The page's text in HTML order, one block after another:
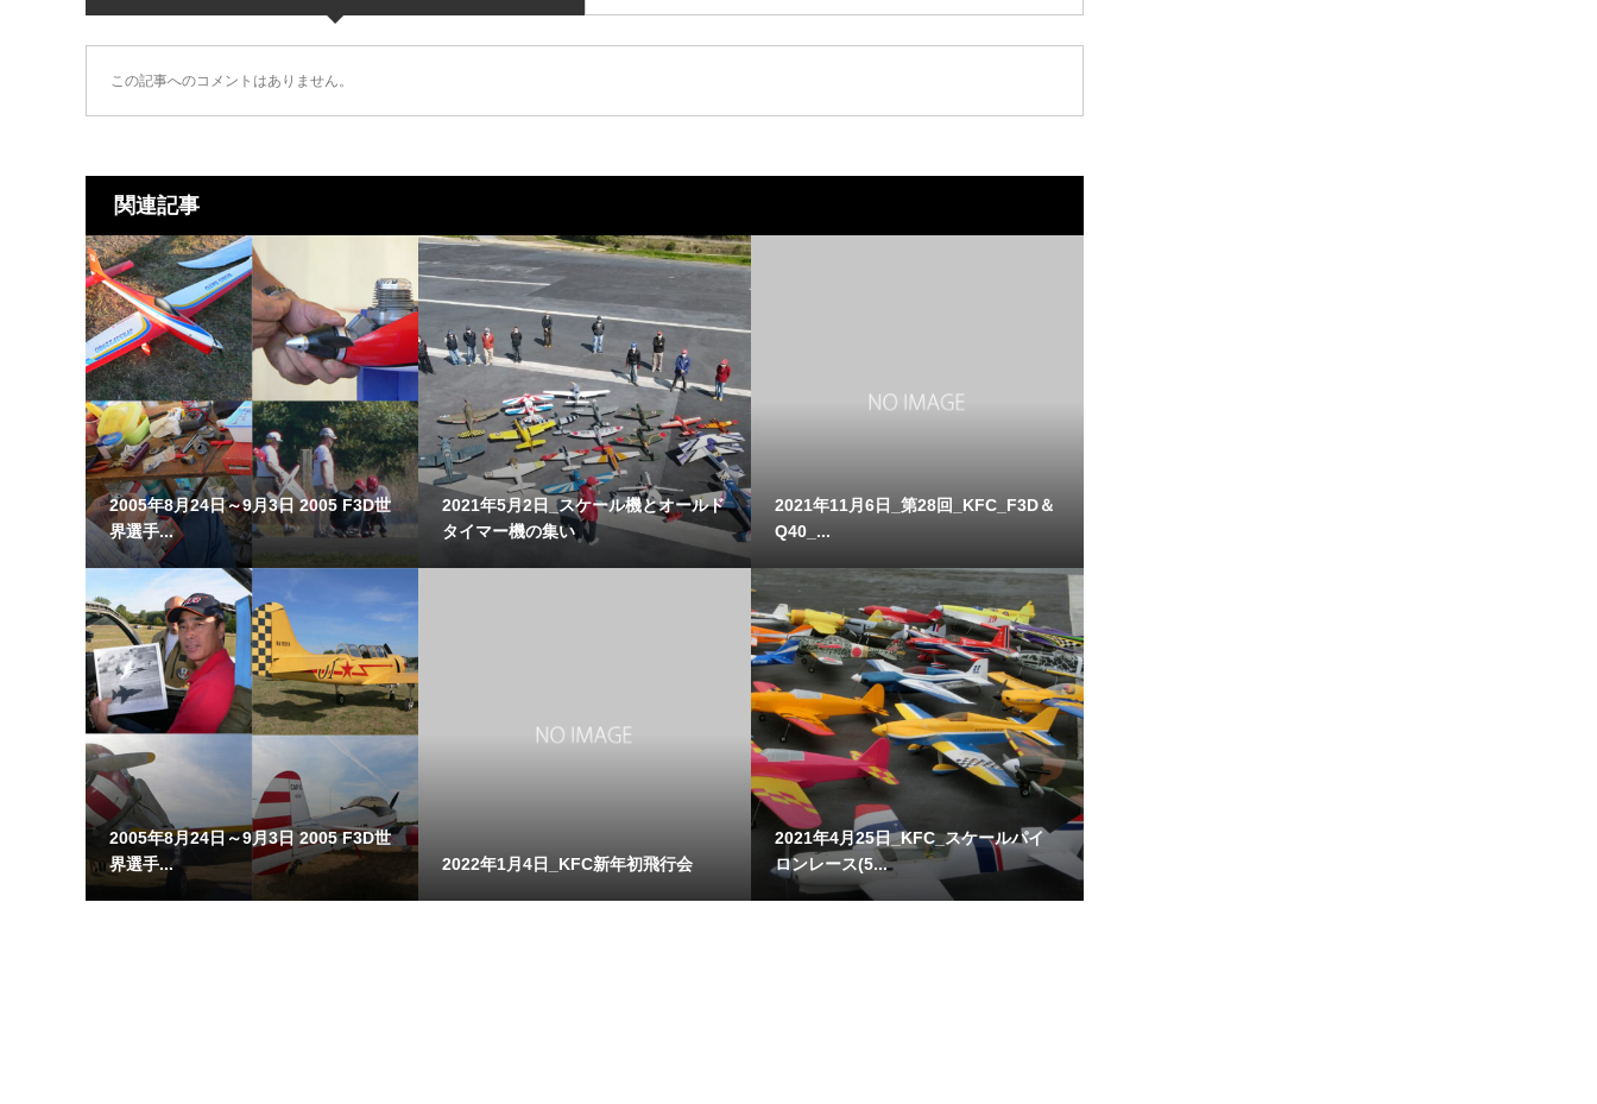
この記事へのコメントはありません。
関連記事
2005年8月24日～9月3日 2005 F3D世
界選手...
2021年5月2日_スケール機とオールド
タイマー機の集い
2021年11月6日_第28回_KFC_F3D＆
Q40_...
2005年8月24日～9月3日 2005 F3D世
界選手...
2022年1月4日_KFC新年初飛行会
2021年4月25日_KFC_スケールパイ
ロンレース(5...